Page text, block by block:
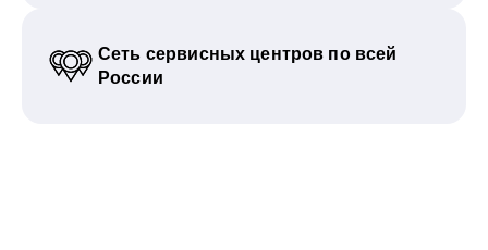
Сеть сервисных центров по всей
России